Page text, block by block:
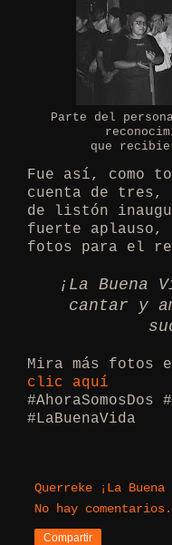
Parte del
que
Fue así, como
cuenta de tres,
de listón
fuerte aplauso,
fotos para el
¡La Buena
cantar y
Mira más fotos
clic aquí
#AhoraSomosDos
#LaBuenaVida
Querreke ¡La Buena
No hay
Compartir